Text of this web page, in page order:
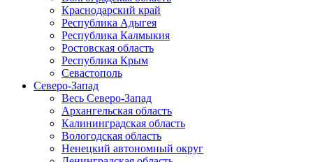
Краснодарский край
Республика Адыгея
Республика Калмыкия
Ростовская область
Республика Крым
Севастополь
Северо-Запад
Весь Северо-Запад
Архангельская область
Калининградская область
Вологодская область
Ненецкий автономный округ